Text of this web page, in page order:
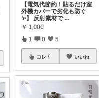
【電気代節約！貼るだけ室
外機カバーで劣化も防ぐ
✨】 反射素材で ...
￥ 1,000
1 0 5
コレ いいね